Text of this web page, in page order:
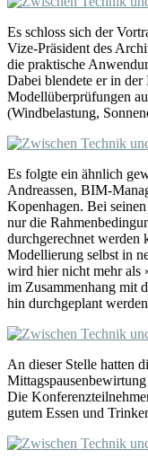
Es schloss sich der
Vize-Präsident des
die praktische
Dabei blendete er in
Modellüberprüfungen
(Windbelastung,
Es folgte ein ähnlich
Andreassen, BIM-
Kopenhagen. Bei
nur die
durchgerechnet werden
Modellierung selbst in
wird hier nicht mehr
im Zusammenhang mit
hin durchgeplant
An dieser Stelle hatten
Mittagspausenbewirtung
Die
gutem Essen und